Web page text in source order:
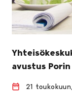
avustus
21